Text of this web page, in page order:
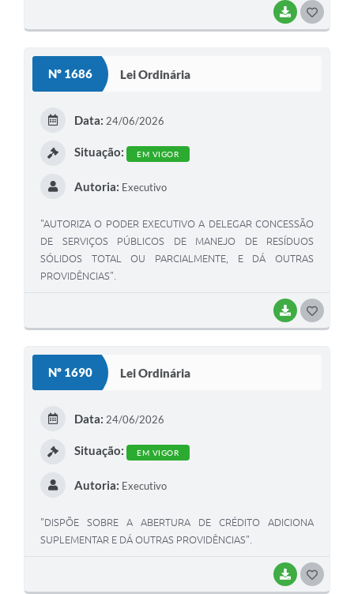
BAIXAR
Nº 1686 Lei Ordinária
BAIXAR
Data: 24/06/2026
Situação: EM VIGOR
Autoria: Executivo
"AUTORIZA O PODER EXECUTIVO A DELEGAR CONCESSÃO
DE SERVIÇOS PÚBLICOS DE MANEJO DE RESÍDUOS
SÓLIDOS TOTAL OU PARCIALMENTE, E DÁ OUTRAS
PROVIDÊNCIAS".
Nº 1690 Lei Ordinária
BAIXAR
Data: 24/06/2026
Situação: EM VIGOR
Autoria: Executivo
"DISPÕE SOBRE A ABERTURA DE CRÉDITO ADICIONA
SUPLEMENTAR E DÁ OUTRAS PROVIDÊNCIAS".